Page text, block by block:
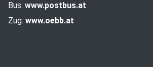
Bus: www.postbus.at
Zug: www.oebb.at